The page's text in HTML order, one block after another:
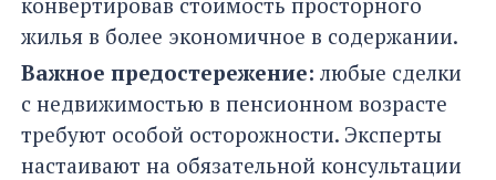
жилья в более экономичное в содержании.
Важное предостережение: любые сделки
с недвижимостью в пенсионном возрасте
требуют особой осторожности. Эксперты
настаивают на обязательной консультации